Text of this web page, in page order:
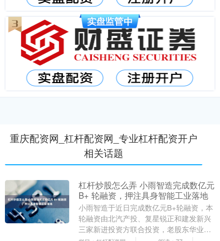
重庆配资网_杠杆配资网_专业杠杆配资开户
相关话题
杠杆炒股怎么弄 小雨智造完成数亿元
B+ 轮融资，押注具身智能工业落地
小雨智造于近日完成数亿元B+轮融资，本
轮融资由北汽产投、复星锐正和建发新兴
三家新进投资方联合投资，老股东华业天